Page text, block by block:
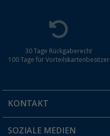
30 Tage Rückgaberecht
100 Tage für Vorteilskartenbesitzer
KONTAKT
Du hast eine Frage?
SOZIALE MEDIEN